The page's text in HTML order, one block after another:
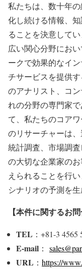
私たちは、数十年
化し続ける情報、
ることを決意してい
広い関心分野にお
ークで効果的なイ
チサービスを提供
のアナリスト、コ
れの分野の専門家
て、私たちのコア
のリサーチャーは
統計調査、市場調
の大切な企業家の
えられることを行
シナリオの予測を生
【本件に関するお問
TEL ：+81-3
E-mail ：
URL ： https://